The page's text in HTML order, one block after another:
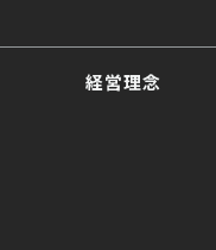
経営理念